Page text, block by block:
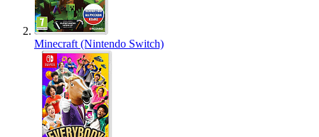
Minecraft (Nintendo Switch)